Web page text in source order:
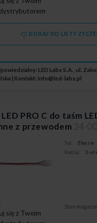
DODAJ DO LISTY
LED Labs S.A., ul.
| Kontakt: info@led-labs.pl
PRO C do taśm
z przewodem 24-
Typ:
Złącze
Rodzaj:
2-
się z Twoim
Stan